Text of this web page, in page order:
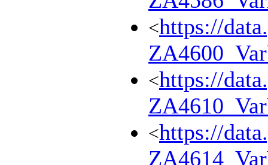
<https://
<https://
<https://